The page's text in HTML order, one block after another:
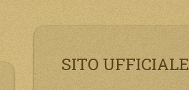
SITO UFFICIALE